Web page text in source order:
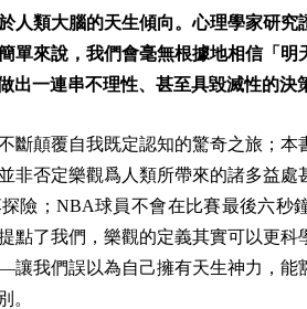
人類大腦的天生傾向。心理學家研
單來說，我們會毫無根據地相信「
出一連串不理性、甚至具毀滅性的決
斷顛覆自我既定認知的驚奇之旅；
非否定樂觀爲人類所帶來的諸多益
險；NBA球員不會在比賽最後六秒
點了我們，樂觀的定義其實可以更
我們誤以為自己擁有天生神力，能
。